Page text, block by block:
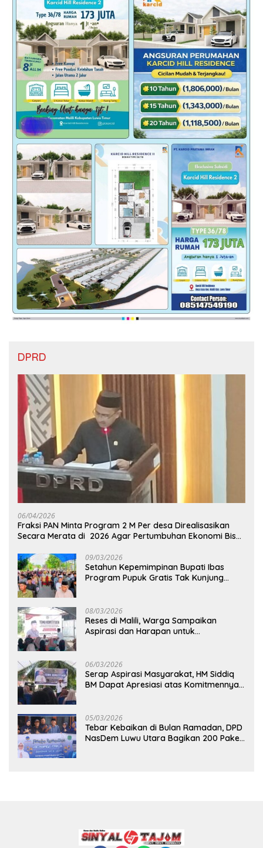
DPRD
06/04/2026
Fraksi PAN Minta Program 2 M Per desa Direalisasikan
Secara Merata di 2026 Agar Pertumbuhan Ekonomi Bisa
09/03/2026
Setahun Kepemimpinan Bupati Ibas
Program Pupuk Gratis Tak Kunjung
08/03/2026
Reses di Malili, Warga Sampaikan
Aspirasi dan Harapan untuk
06/03/2026
Serap Aspirasi Masyarakat, HM Siddiq
BM Dapat Apresiasi atas Komitmennya
05/03/2026
Tebar Kebaikan di Bulan Ramadan, DPD
NasDem Luwu Utara Bagikan 200 Paket